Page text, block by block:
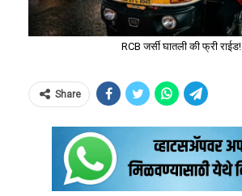
RCB जर्सी घातली की फ्री राईड!
Share